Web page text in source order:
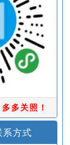
多关照！
方式